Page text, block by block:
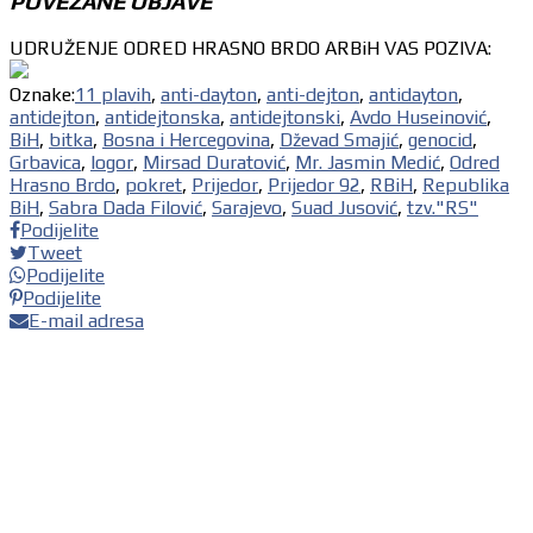
UDRUŽENJE ODRED HRASNO BRDO ARBiH VAS POZIVA:
Oznake:11 plavih, anti-dayton, anti-dejton, antidayton,
antidejton, antidejtonska, antidejtonski, Avdo Huseinović,
BiH, bitka, Bosna i Hercegovina, Dževad Smajić, genocid,
Grbavica, logor, Mirsad Duratović, Mr. Jasmin Medić, Odred
Hrasno Brdo, pokret, Prijedor, Prijedor 92, RBiH, Republika
BiH, Sabra Dada Filović, Sarajevo, Suad Jusović, tzv."RS"
Podijelite
Tweet
Podijelite
Podijelite
E-mail adresa